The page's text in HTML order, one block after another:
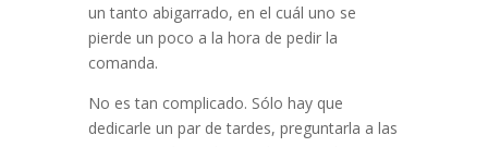
un tanto abigarrado, en el cuál uno se
pierde un poco a la hora de pedir la
comanda.
No es tan complicado. Sólo hay que
dedicarle un par de tardes, preguntarla a las